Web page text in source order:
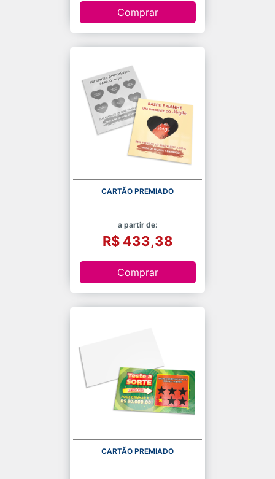
Comprar
CARTÃO PREMIADO
a partir de:
R$ 433,38
Comprar
CARTÃO PREMIADO